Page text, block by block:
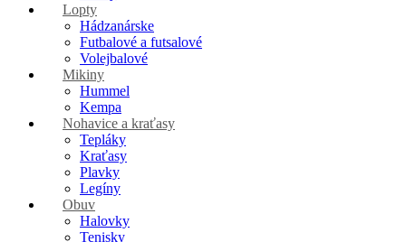
Lopty
Hádzanárske
Futbalové a futsalové
Volejbalové
Mikiny
Hummel
Kempa
Nohavice a kraťasy
Tepláky
Kraťasy
Plavky
Legíny
Obuv
Halovky
Tenisky